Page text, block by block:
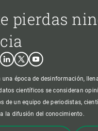
pierdas
LinkedinTwitterYoutube
una época de desinformación,
científicos se consideran
de un equipo de periodistas,
la difusión del conocimiento.